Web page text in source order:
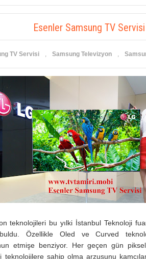
Esenler Samsung TV Servisi
TV Servisi , Samsung Televizyon ,
teknolojileri bu yılki İstanbul Teknoloji
Özellikle Oled ve Curved
etmişe benziyor. Her geçen gün
teknolojilere sahip olma arzusunu